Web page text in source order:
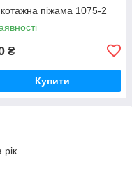
піжама 1075-2
₴
Купити
рік